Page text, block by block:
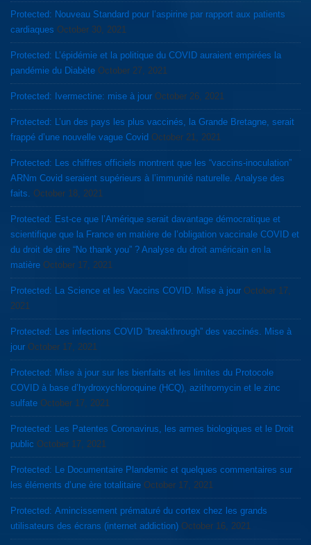
Protected: Nouveau Standard pour l’aspirine par rapport aux patients
cardiaques October 30, 2021
Protected: L’épidémie et la politique du COVID auraient empirées la
pandémie du Diabète October 27, 2021
Protected: Ivermectine: mise à jour October 26, 2021
Protected: L’un des pays les plus vaccinés, la Grande Bretagne, serait
frappé d’une nouvelle vague Covid October 21, 2021
Protected: Les chiffres officiels montrent que les “vaccins-inoculation”
ARNm Covid seraient supérieurs à l’immunité naturelle. Analyse des
faits.
October 18, 2021
Protected: Est-ce que l’Amérique serait davantage démocratique et
scientifique que la France en matière de l’obligation vaccinale COVID et
du droit de dire “No thank you” ? Analyse du droit américain en la
matière October 17, 2021
Protected: La Science et les Vaccins COVID. Mise à jour October 17,
2021
Protected: Les infections COVID “breakthrough” des vaccinés. Mise à
jour October 17, 2021
Protected: Mise à jour sur les bienfaits et les limites du Protocole
COVID à base d’hydroxychloroquine (HCQ), azithromycin et le zinc
sulfate October 17, 2021
Protected: Les Patentes Coronavirus, les armes biologiques et le Droit
public October 17, 2021
Protected: Le Documentaire Plandemic et quelques commentaires sur
les éléments d’une ère totalitaire October 17, 2021
Protected: Amincissement prématuré du cortex chez les grands
utilisateurs des écrans (internet addiction) October 16, 2021